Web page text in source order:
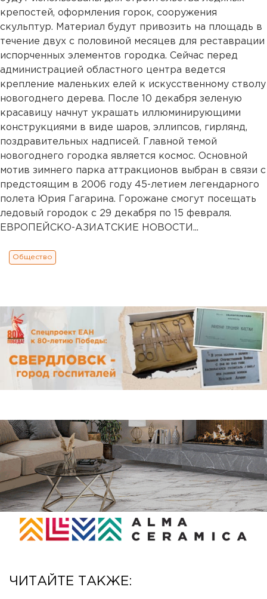
крепостей, оформления горок, сооружения
скульптур. Материал будут привозить на площадь в
течение двух с половиной месяцев для реставрации
испорченных элементов городка. Сейчас перед
администрацией областного центра ведется
крепление маленьких елей к искусственному стволу
новогоднего дерева. После 10 декабря зеленую
красавицу начнут украшать иллюминирующими
конструкциями в виде шаров, эллипсов, гирлянд,
поздравительных надписей. Главной темой
новогоднего городка является космос. Основной
мотив зимнего парка аттракционов выбран в связи с
предстоящим в 2006 году 45-летием легендарного
полета Юрия Гагарина. Горожане смогут посещать
ледовый городок с 29 декабря по 15 февраля.
ЕВРОПЕЙСКО-АЗИАТСКИЕ НОВОСТИ...
Общество
ЧИТАЙТЕ ТАКЖЕ: